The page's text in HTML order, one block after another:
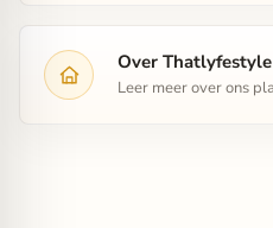
Over Thatlyfestyle
Leer meer over ons